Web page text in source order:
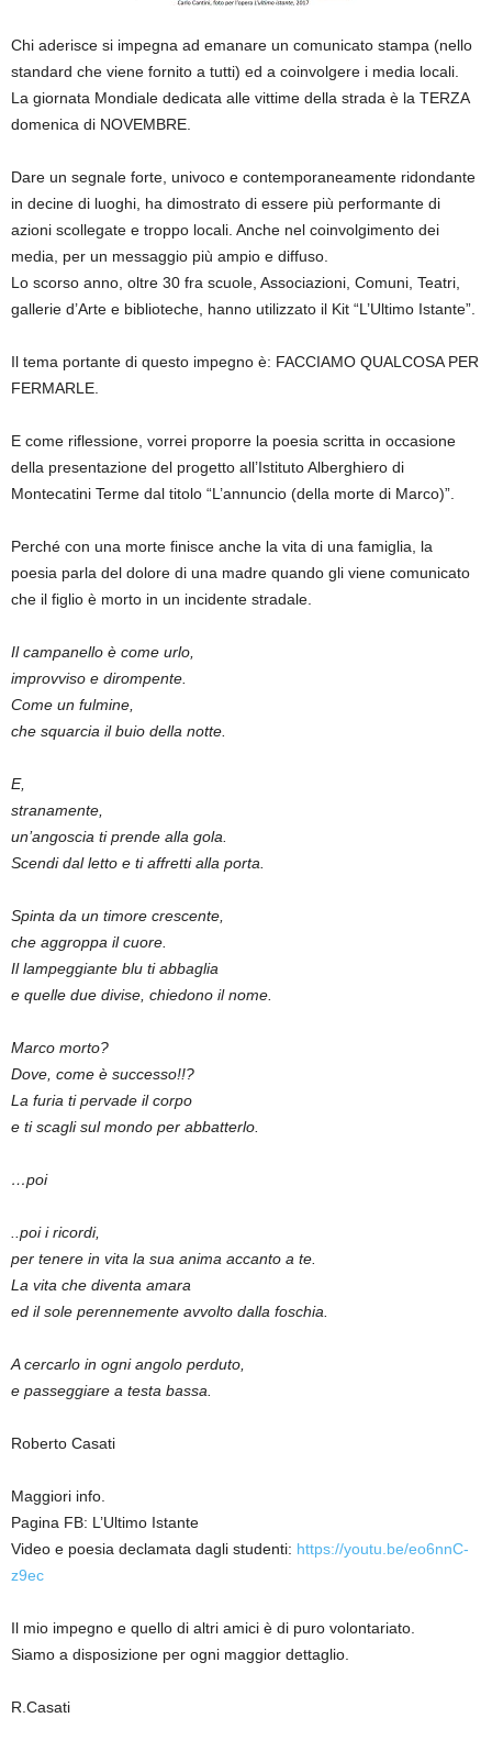
Chi aderisce si impegna ad emanare un comunicato stampa (nello
standard che viene fornito a tutti) ed a coinvolgere i media locali.
La giornata Mondiale dedicata alle vittime della strada è la TERZA
domenica di NOVEMBRE.
Dare un segnale forte, univoco e contemporaneamente ridondante
in decine di luoghi, ha dimostrato di essere più performante di
azioni scollegate e troppo locali. Anche nel coinvolgimento dei
media, per un messaggio più ampio e diffuso.
Lo scorso anno, oltre 30 fra scuole, Associazioni, Comuni, Teatri,
gallerie d’Arte e biblioteche, hanno utilizzato il Kit “L’Ultimo Istante”.
Il tema portante di questo impegno è: FACCIAMO QUALCOSA PER
FERMARLE.
E come riflessione, vorrei proporre la poesia scritta in occasione
della presentazione del progetto all’Istituto Alberghiero di
Montecatini Terme dal titolo “L’annuncio (della morte di Marco)”.
Perché con una morte finisce anche la vita di una famiglia, la
poesia parla del dolore di una madre quando gli viene comunicato
che il figlio è morto in un incidente stradale.
Il campanello è come urlo,
improvviso e dirompente.
Come un fulmine,
che squarcia il buio della notte.
E,
stranamente,
un’angoscia ti prende alla gola.
Scendi dal letto e ti affretti alla porta.
Spinta da un timore crescente,
che aggroppa il cuore.
Il lampeggiante blu ti abbaglia
e quelle due divise, chiedono il nome.
Marco morto?
Dove, come è successo!!?
La furia ti pervade il corpo
e ti scagli sul mondo per abbatterlo.
…poi
..poi i ricordi,
per tenere in vita la sua anima accanto a te.
La vita che diventa amara
ed il sole perennemente avvolto dalla foschia.
A cercarlo in ogni angolo perduto,
e passeggiare a testa bassa.
Roberto Casati
Maggiori info.
Pagina FB: L’Ultimo Istante
Video e poesia declamata dagli studenti: https://youtu.be/eo6nnC-
z9ec
Il mio impegno e quello di altri amici è di puro volontariato.
Siamo a disposizione per ogni maggior dettaglio.
R.Casati